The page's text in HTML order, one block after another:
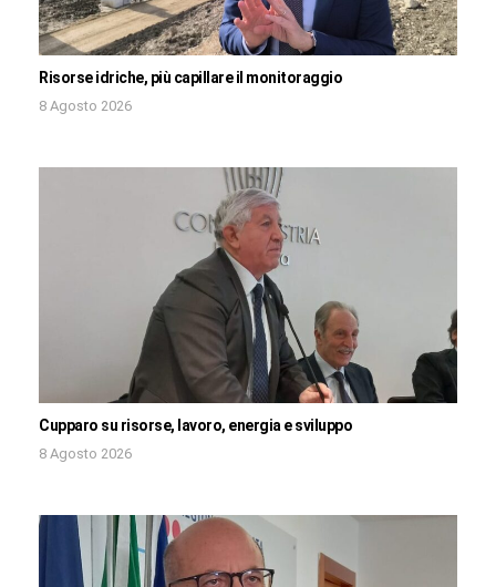
Risorse idriche, più capillare il monitoraggio
8 Agosto 2026
Cupparo su risorse, lavoro, energia e sviluppo
8 Agosto 2026